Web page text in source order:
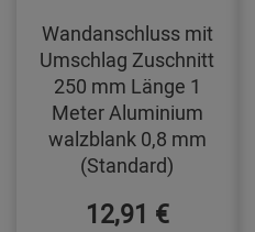
Wandanschluss mit
Umschlag Zuschnitt
250 mm Länge 1
Meter Aluminium
walzblank 0,8 mm
(Standard)
12,91 €